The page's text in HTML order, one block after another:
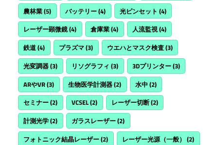
農林業(5) バッテリー(4) 光ピンセット (4)
レーザー顕微鏡(4) 倉庫業(4) 人流監視(4)
鉄道(4) プラズマ(3) ウエハとマスク検査(3)
光変調器(3) リソグラフィ (3) 3Dプリンター(3)
ARやVR(3) 生物医学計測器(2) 水中 (2)
セミナー(2) VCSEL(2) レーザー切断(2)
計測光学(2) ガラスレーザー(2)
フォトニック結晶レーザー(2) レーザー光源（一般） (2)